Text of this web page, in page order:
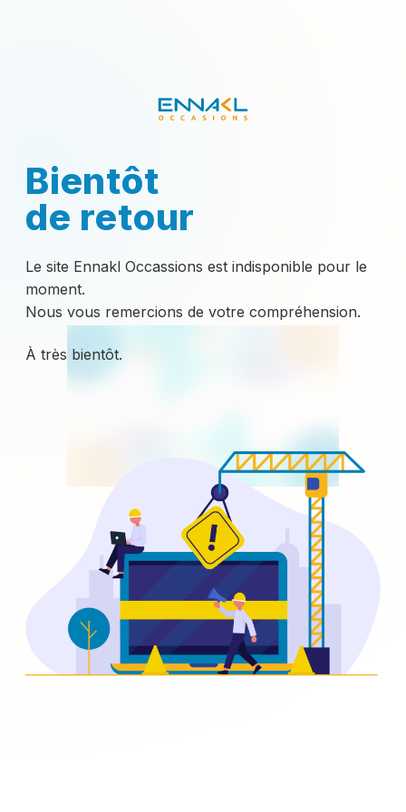
Bientôt
de retour
Le site Ennakl Occassions est indisponible pour le
moment.
Nous vous remercions de votre compréhension.
À très bientôt.